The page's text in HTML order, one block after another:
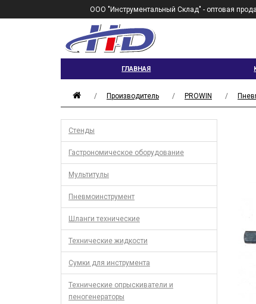
ООО "Инструментальный Склад" - оптовая
ГЛАВНАЯ
Производитель PROWIN
Стенды
Гастрономическое оборудование
Мультитулы
Пневмоинструмент
Шланги технические
Технические жидкости
Сумки для инструмента
Технические опрыскиватели и
пеногенераторы